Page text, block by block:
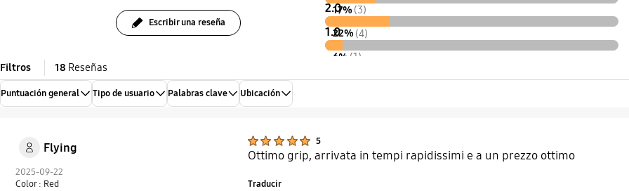
Escribir una reseña
17% (3)
2.0
22% (4)
1.0
6% (1)
Filtros 18 Reseñas
Puntuación general Tipo de usuario Palabras clave Ubicación
Flying
2025-09-22
Color : Red
5
Ottimo grip, arrivata in tempi rapidissimi e a un prezzo ottimo
Traducir